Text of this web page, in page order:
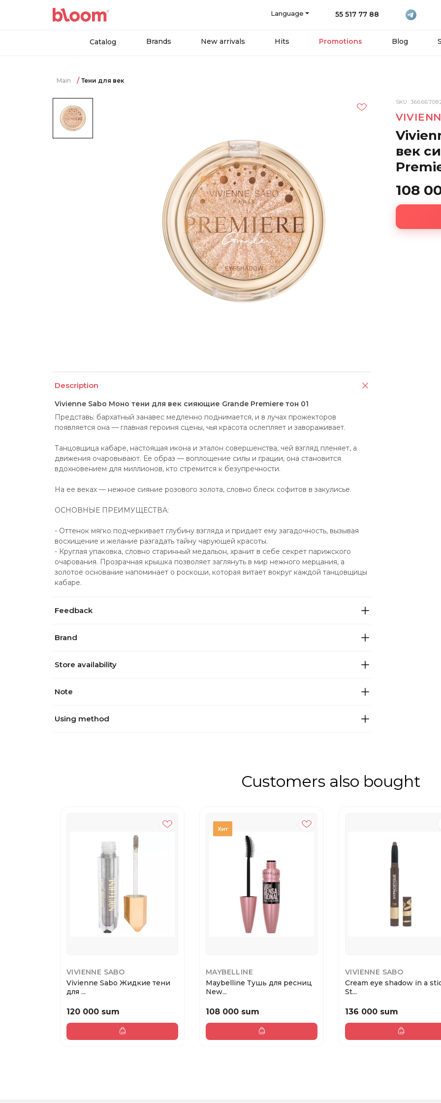
Language 55 517 77 88
Catalog Brands New arrivals Hits Promotions Blog
Main Тени для век
Description
Vivienne Sabo Моно тени для век сияющие Grande Premiere тон 01
Представь: бархатный занавес медленно поднимается, и в лучах прожекторов
появляется она — главная героиня сцены, чья красота ослепляет и завораживает.
Танцовщица кабаре, настоящая икона и эталон совершенства, чей взгляд пленяет, а
движения очаровывают. Ее образ — воплощение силы и грации, она становится
вдохновением для миллионов, кто стремится к безупречности.
На ее веках — нежное сияние розового золота, словно блеск софитов в закулисье.
ОСНОВНЫЕ ПРЕИМУЩЕСТВА:
- Оттенок мягко подчеркивает глубину взгляда и придает ему загадочность, вызывая
восхищение и желание разгадать тайну чарующей красоты.
- Круглая упаковка, словно старинный медальон, хранит в себе секрет парижского
очарования. Прозрачная крышка позволяет заглянуть в мир нежного мерцания, а
золотое основание напоминает о роскоши, которая витает вокруг каждой танцовщицы
кабаре.
Feedback
Brand
Store availability
Note
Using method
SKU:
век
108
Customers also bought
VIVIENNE SABO
Vivienne Sabo Жидкие тени
для ...
120 000 sum
MAYBELLINE
Maybelline Тушь для ресниц
New...
108 000 sum
VIVIENNE SABO
Cream eye shadow in a
St...
136 000 sum